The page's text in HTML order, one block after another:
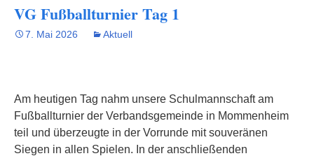
VG Fußballturnier Tag 1
7. Mai 2026 Aktuell
​Am heutigen Tag nahm unsere Schulmannschaft am
Fußballturnier der Verbandsgemeinde in Mommenheim
teil und überzeugte in der Vorrunde mit souveränen
Siegen in allen Spielen. In der anschließenden